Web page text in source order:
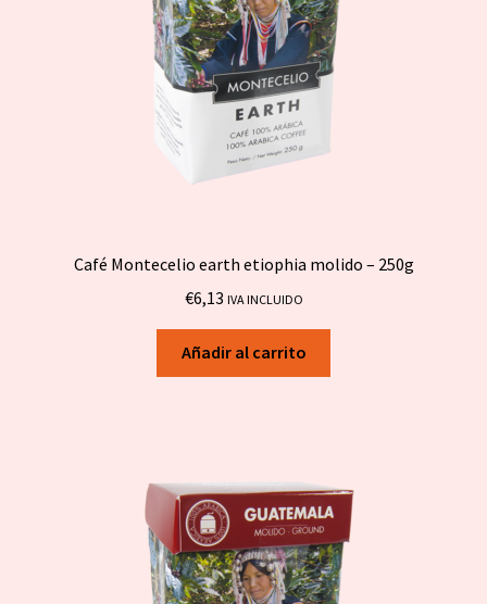
Café Montecelio earth etiophia molido – 250g
€6,13 IVA INCLUIDO
Añadir al carrito